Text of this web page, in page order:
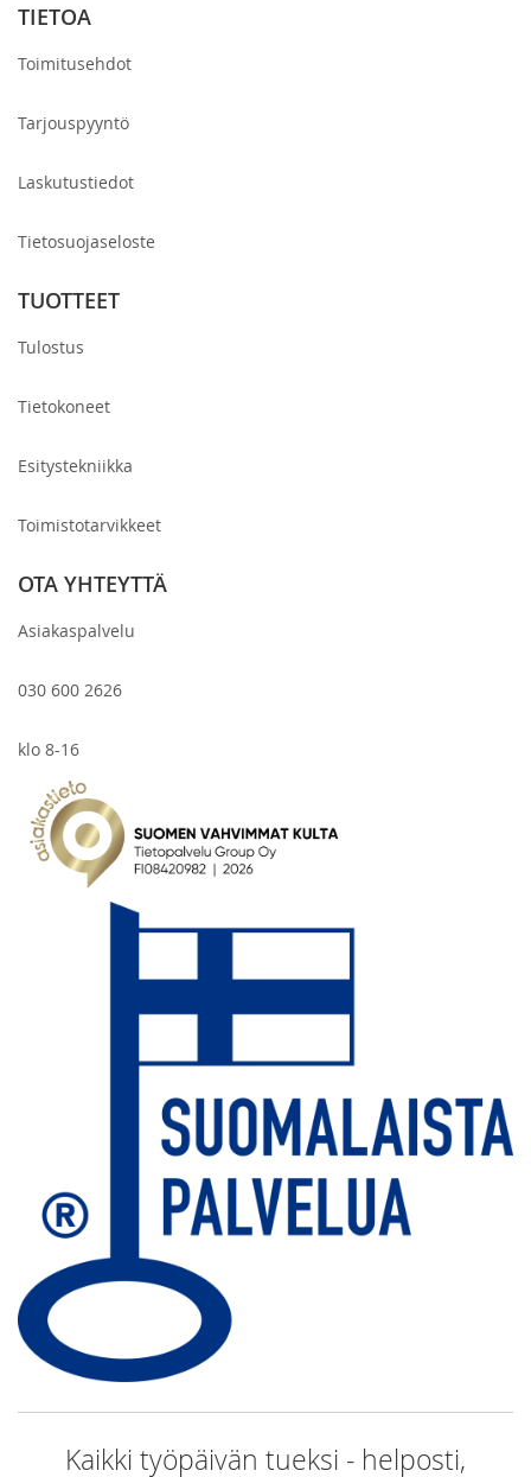
TIETOA
Toimitusehdot
Tarjouspyyntö
Laskutustiedot
Tietosuojaseloste
TUOTTEET
Tulostus
Tietokoneet
Esitystekniikka
Toimistotarvikkeet
OTA YHTEYTTÄ
Asiakaspalvelu
030 600 2626
klo 8-16
Kaikki työpäivän tueksi - helposti,